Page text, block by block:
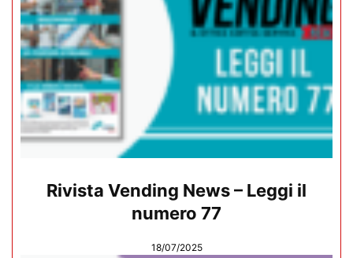
Rivista Vending News – Leggi il
numero 77
18/07/2025